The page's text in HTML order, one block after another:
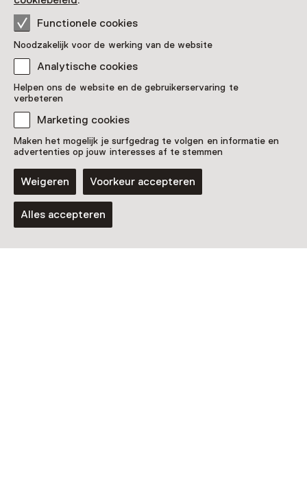
Functionele cookies
Noodzakelijk voor de werking van de website
Analytische cookies
Helpen ons de website en de gebruikerservaring te
verbeteren
Marketing cookies
Maken het mogelijk je surfgedrag te volgen en informatie en
advertenties op jouw interesses af te stemmen
Weigeren Voorkeur accepteren
Alles accepteren
Rondleiding
Rondleidingen
16 augustus t/m 20 december, meerdere
opties